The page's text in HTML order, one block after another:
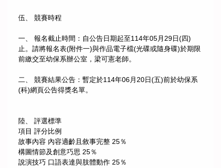
伍、 競賽時程
一、 報名截止時間：自公告日期起至114年05月29日(四)
止。請將報名表(附件一)與作品電子檔(光碟或隨身碟)於期限
前繳交至幼保系辦公室，梁可憲老師。
二、 競賽結果公告：暫定於114年06月20日(五)前於幼保系
(科)網頁公告得獎名單。
陸、 評選標準
項目 評分比例
故事內容 內容適齡且敘事完整 25％
構圖情節及創意巧思 25％
說演技巧 口語表達與肢體動作 25％